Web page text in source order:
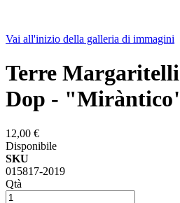
Vai all'inizio della galleria di immagini
Terre
Dop -
12,00 €
Disponibile
SKU
015817-2019
Qtà